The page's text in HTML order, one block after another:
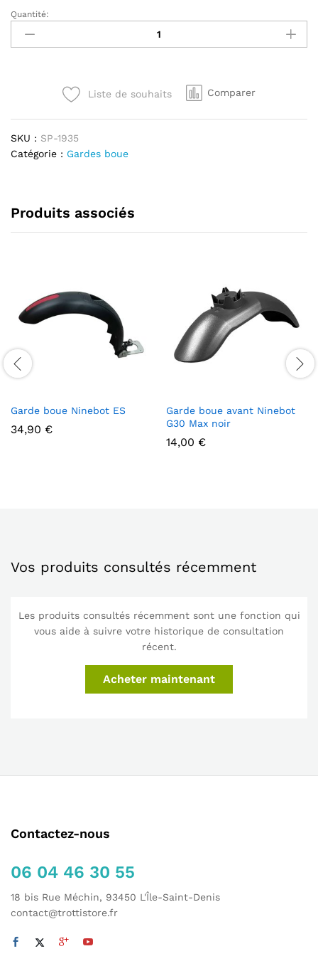
Garde
boue
Xiaomi
Quantité:
Liste de souhaits Comparer
SKU : SP-1935
Catégorie : Gardes boue
Produits associés
Garde boue Ninebot ES
34,90 €
Garde boue avant Ninebot
G30 Max noir
14,00 €
Vos produits consultés récemment
Les produits consultés récemment sont une fonction qui
vous aide à suivre votre historique de consultation
récent.
Acheter maintenant
Contactez-nous
06 04 46 30 55
18 bis Rue Méchin, 93450 L'Île-Saint-Denis
contact@trottistore.fr